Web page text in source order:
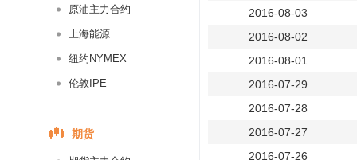
原油主力合约
上海能源
纽约NYMEX
伦敦IPE
期货
2016-08-03
2016-08-02
2016-08-01
2016-07-29
2016-07-28
2016-07-27
2016-07-26